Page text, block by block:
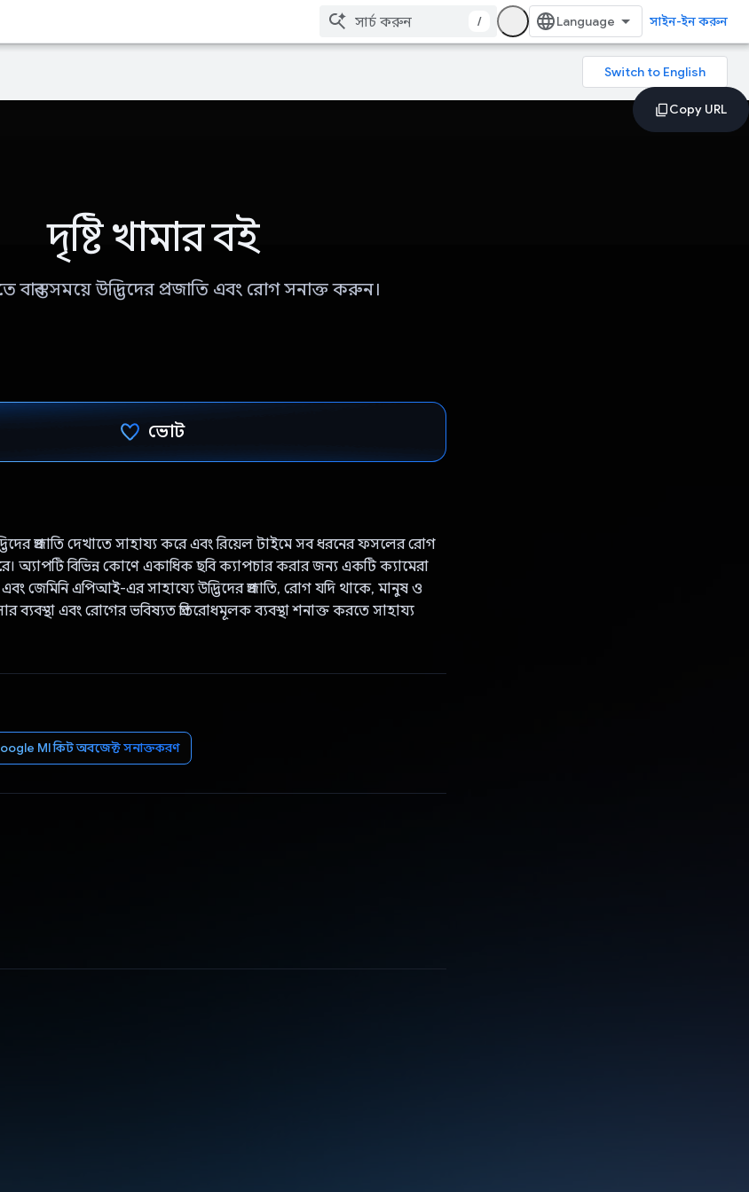
/ সাইন-ইন করুন
দৃষ্টি খামার বই
বাস্তব সময়ে উদ্ভিদের প্রজাতি এবং রোগ সনাক্ত করুন।
ভোট
প্রজাতি দেখাতে সাহায্য করে এবং রিয়েল টাইমে সব ধরনের ফসলের রোগ
অ্যাপটি বিভিন্ন কোণে একাধিক ছবি ক্যাপচার করার জন্য একটি ক্যামেরা
জেমিনি এপিআই-এর সাহায্যে উদ্ভিদের প্রজাতি, রোগ যদি থাকে, মানুষ ও
ব্যবস্থা এবং রোগের ভবিষ্যত প্রতিরোধমূলক ব্যবস্থা শনাক্ত করতে সাহায্য
Ml কিট অবজেক্ট সনাক্তকরণ